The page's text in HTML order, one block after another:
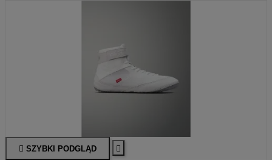
 SZYBKI PODGLĄD 